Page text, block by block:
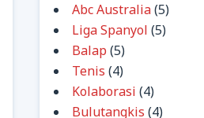
Abc Australia(5)
Liga Spanyol (5)
Balap (5)
Tenis (4)
Kolaborasi (4)
Bulutangkis (4)